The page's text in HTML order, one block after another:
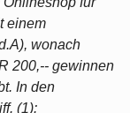
einem
wonach
200,-- gewinnen
In den
(1):